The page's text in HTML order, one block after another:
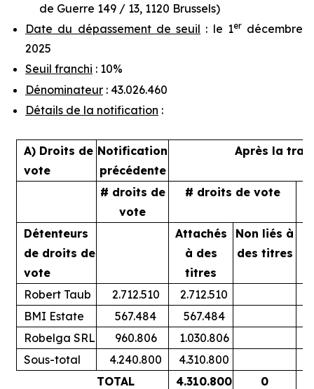
de Guerre 149 / 13, 1120 Brussels)
Date du dépassement de seuil : le 1erdécembre
2025
Seuil franchi : 10%
Dénominateur : 43.026.460
Détails de la notification :
A) Droits de
vote
Notification
précédente
Après la
# droits de
vote
# droits de vote
Détenteurs
de droits de
vote
Attachés
à des
titres
Non liés à
des titres
Robert Taub 2.712.510
2.712.510
BMI Estate
567.484
567.484
Robelga SRL
960.806
1.030.806
Sous-total
4.240.800 4.310.800
TOTAL
4.310.800 0